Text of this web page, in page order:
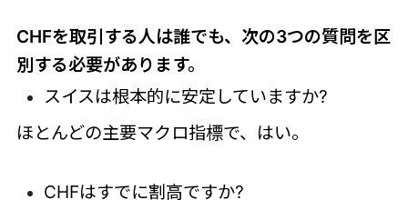
CHFを取引する人は誰でも、次の3つの質問を区
別する必要があります。
スイスは根本的に安定していますか?
ほとんどの主要マクロ指標で、はい。
CHFはすでに割高ですか?